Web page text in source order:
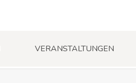
VERANSTALTUNGEN